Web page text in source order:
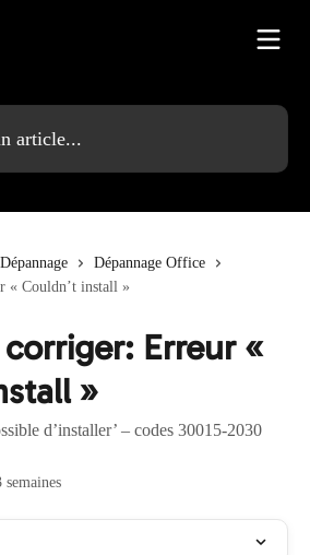
Dépannage
Dépannage Office
« Couldn’t install »
Erreur «
»
d’installer’ – codes 30015-2030